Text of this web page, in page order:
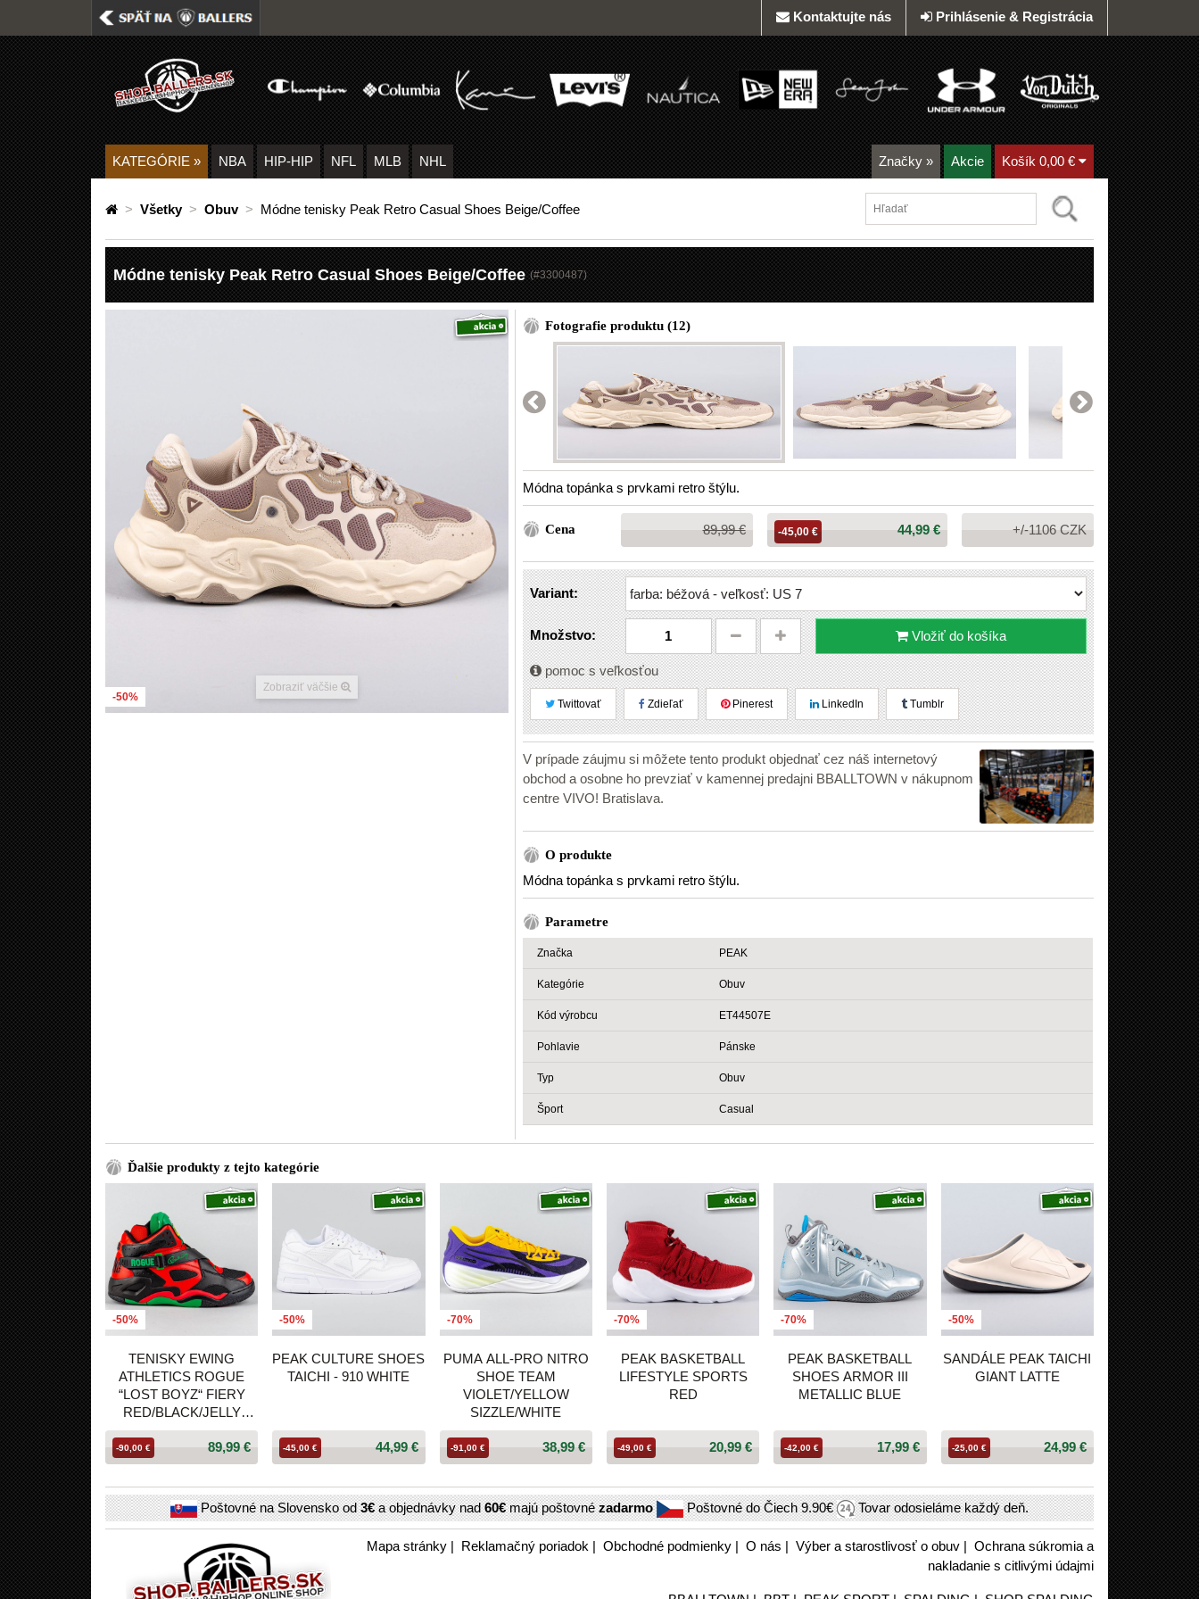
Prihlásenie & Registrácia
Kontaktujte nás
KATEGÓRIE » NBA HIP-HIP NFL MLB NHL Značky » Akcie Košík 0,00 €
> Všetky > Obuv > Módne tenisky Peak Retro Casual Shoes Beige/Coffee
Módne tenisky Peak Retro Casual Shoes Beige/Coffee (#3300487)
Zobraziť väčšie
-50%
Fotografie produktu (12)
Módna topánka s prvkami retro štýlu.
Cena
Bežná
cena:
89,99 € Cena:
44,99 €
-45,00 € +/-1106 CZK
Variant:
Množstvo: Vložiť do košíka
pomoc s veľkosťou
Twittovať Zdieľať Pinerest LinkedIn Tumblr
V prípade záujmu si môžete tento produkt objednať cez náš internetový
obchod a osobne ho prevziať v kamennej predajni BBALLTOWN v nákupnom
centre VIVO! Bratislava.
O produkte
Módna topánka s prvkami retro štýlu.
Parametre
Značka PEAK
Kategórie Obuv
Kód výrobcu ET44507E
Pohlavie Pánske
Typ Obuv
Šport Casual
Ďalšie produkty z tejto kategórie
-50%
TENISKY EWING
ATHLETICS ROGUE
“LOST BOYZ“ FIERY
RED/BLACK/JELLY
BEAN/LEMON
89,99 €
-90,00 €
-50%
PEAK CULTURE SHOES
TAICHI - 910 WHITE
44,99 €
-45,00 €
-70%
PUMA ALL-PRO NITRO
SHOE TEAM
VIOLET/YELLOW
SIZZLE/WHITE
38,99 €
-91,00 €
-70%
PEAK BASKETBALL
LIFESTYLE SPORTS
RED
20,99 €
-49,00 €
-70%
PEAK BASKETBALL
SHOES ARMOR III
METALLIC BLUE
17,99 €
-42,00 €
-50%
SANDÁLE PEAK TAICHI
GIANT LATTE
24,99 €
-25,00 €
Poštovné na Slovensko od3€a objednávky nad60€majú poštovnézadarmo Poštovné do Čiech9.90€ Tovar odosieláme každý deň.
Mapa stránky| Reklamačný poriadok | Obchodné podmienky| O nás | Výber a starostlivosť o obuv| Ochrana súkromia a
nakladanie s citlivými údajmi